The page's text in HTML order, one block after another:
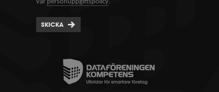
vår personuppgiftspolicy
SKICKA